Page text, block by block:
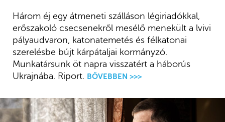
Három éj egy átmeneti szálláson légiriadókkal,
erőszakoló csecsenekről mesélő menekült a lvivi
pályaudvaron, katonatemetés és félkatonai
szerelésbe bújt kárpátaljai kormányzó.
Munkatársunk öt napra visszatért a háborús
Ukrajnába. Riport. BŐVEBBEN >>>